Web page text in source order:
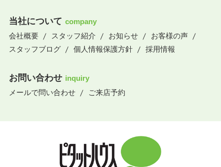
当社について company
会社概要
スタッフ紹介 お知らせ
お客様の声
スタッフブログ
個人情報保護方針 採用情報
お問い合わせ inquiry
メールで問い合わせ
ご来店予約